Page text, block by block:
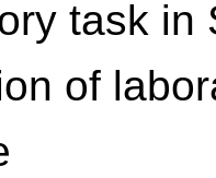
task in
of